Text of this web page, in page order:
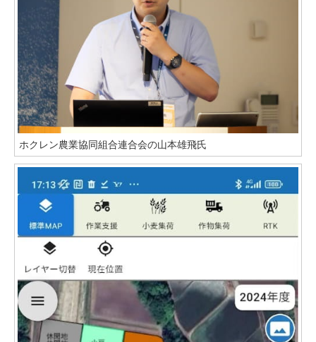
ホクレン農業協同組合連合会の山本雄飛氏